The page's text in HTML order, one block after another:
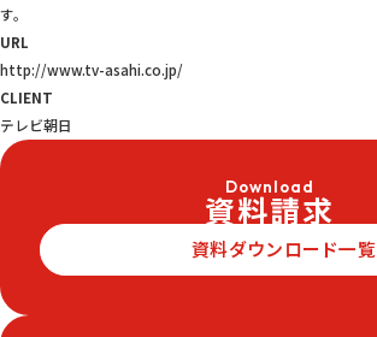
す。
URL
http://www.tv-asahi.co.jp/
CLIENT
テレビ朝日
Download
資料請求
資料ダウンロード一覧